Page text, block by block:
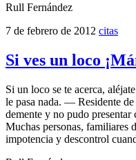
Rull Fernández
7 de febrero de 2012 citas
Si ves un loco
Si un loco se te acerca,
le pasa nada. — Residente
demente y no pudo
Muchas personas, familiares
impotencia y descontrol